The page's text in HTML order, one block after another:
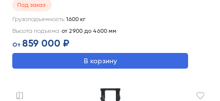
Под заказ
Грузоподъемность 1600 кг
Высота подъема от 2900 до 4600 мм
От 859 000 ₽
В корзину